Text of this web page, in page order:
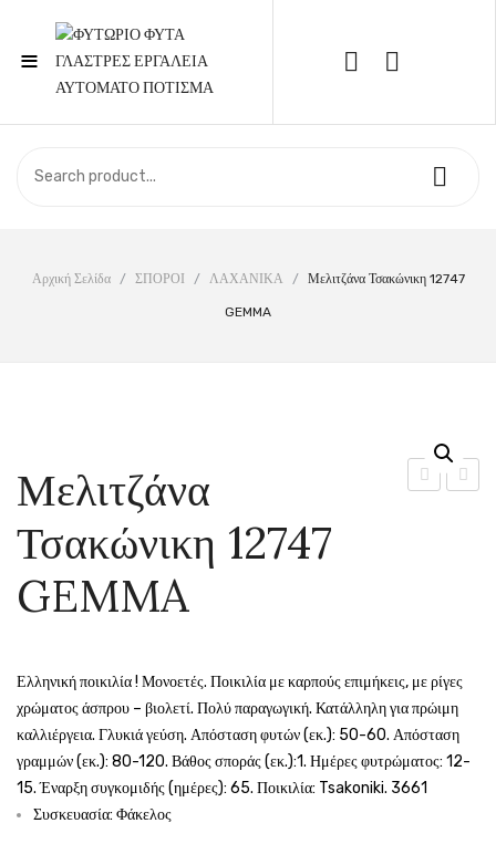
≡
Call Support: 210 6857844
ΣΧΕΤΙΚΆ ΜΕ ΕΜΆΣ
ΕΠΙΚΟΙΝΩΝΊΑ
Αρχική Σελίδα / ΣΠΟΡΟΙ / ΛΑΧΑΝΙΚΑ / Μελιτζάνα Τσακώνικη 12747
GEMMA
Μελιτζάνα
Τσακώνικη 12747
GEMMA
Ελληνική ποικιλία ! Μονοετές. Ποικιλία με καρπούς επιμήκεις, με ρίγες
χρώματος άσπρου – βιολετί. Πολύ παραγωγική. Κατάλληλη για πρώιμη
καλλιέργεια. Γλυκιά γεύση. Απόσταση φυτών (εκ.): 50-60. Απόσταση
γραμμών (εκ.): 80-120. Βάθος σποράς (εκ.):1. Ημέρες φυτρώματος: 12-
15. Έναρξη συγκομιδής (ημέρες): 65. Ποικιλία: Tsakoniki. 3661
Συσκευασία: Φάκελος